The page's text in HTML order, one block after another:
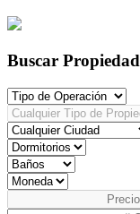
Buscar Propiedad